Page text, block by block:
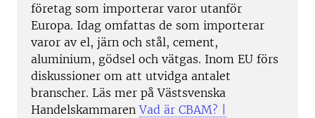
företag som importerar varor utanför
Europa. Idag omfattas de som importerar
varor av el, järn och stål, cement,
aluminium, gödsel och vätgas. Inom EU förs
diskussioner om att utvidga antalet
branscher. Läs mer på Västsvenska
HandelskammarenVad är CBAM? |